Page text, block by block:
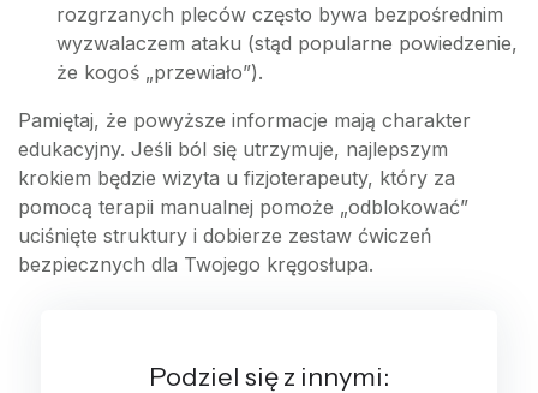
rozgrzanych pleców często bywa bezpośrednim
wyzwalaczem ataku (stąd popularne powiedzenie,
że kogoś „przewiało”).
Pamiętaj, że powyższe informacje mają charakter
edukacyjny. Jeśli ból się utrzymuje, najlepszym
krokiem będzie wizyta u fizjoterapeuty, który za
pomocą terapii manualnej pomoże „odblokować”
uciśnięte struktury i dobierze zestaw ćwiczeń
bezpiecznych dla Twojego kręgosłupa.
Podziel się z innymi: